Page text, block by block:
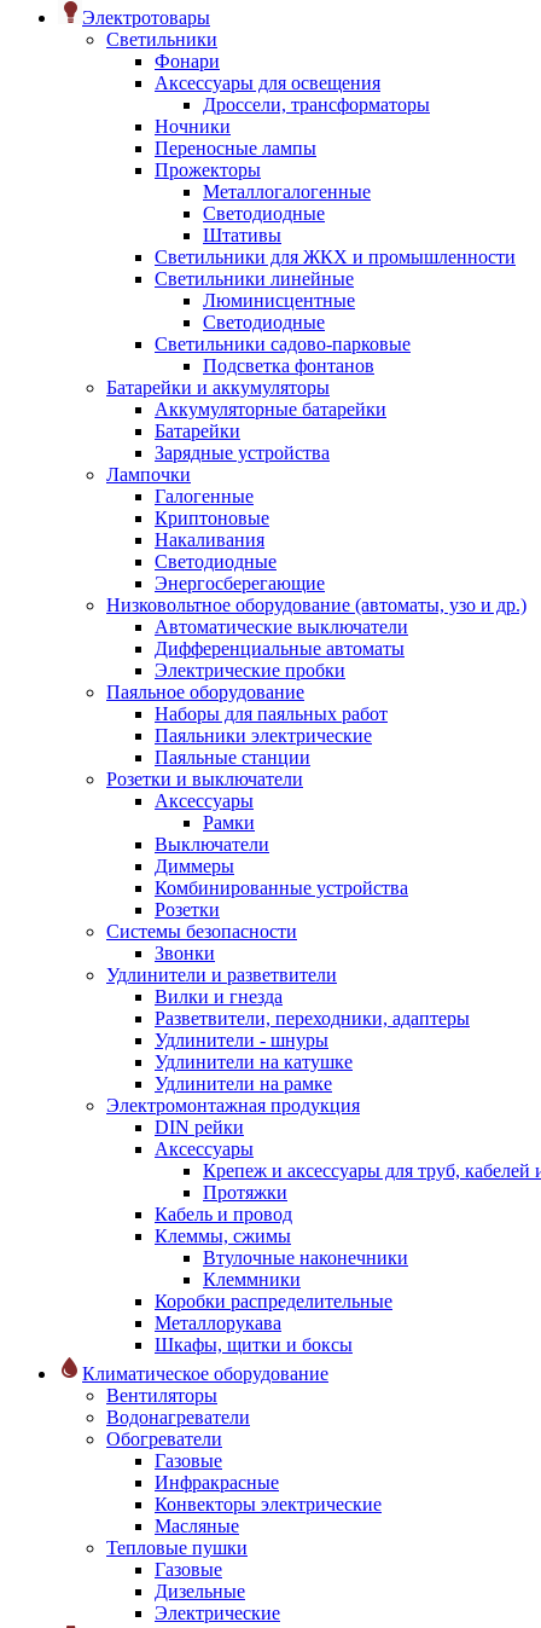
Электротовары
Светильники
Фонари
Аксессуары для освещения
Дроссели, трансформаторы
Ночники
Переносные лампы
Прожекторы
Металлогалогенные
Светодиодные
Штативы
Светильники для ЖКХ и промышленности
Светильники линейные
Люминисцентные
Светодиодные
Светильники садово-парковые
Подсветка фонтанов
Батарейки и аккумуляторы
Аккумуляторные батарейки
Батарейки
Зарядные устройства
Лампочки
Галогенные
Криптоновые
Накаливания
Светодиодные
Энергосберегающие
Низковольтное оборудование (автоматы, узо и др.)
Автоматические выключатели
Дифференциальные автоматы
Электрические пробки
Паяльное оборудование
Наборы для паяльных работ
Паяльники электрические
Паяльные станции
Розетки и выключатели
Аксессуары
Рамки
Выключатели
Диммеры
Комбинированные устройства
Розетки
Системы безопасности
Звонки
Удлинители и разветвители
Вилки и гнезда
Разветвители, переходники, адаптеры
Удлинители - шнуры
Удлинители на катушке
Удлинители на рамке
Электромонтажная продукция
DIN рейки
Аксессуары
Крепеж и аксессуары для труб, кабелей
Протяжки
Кабель и провод
Клеммы, сжимы
Втулочные наконечники
Клеммники
Коробки распределительные
Металлорукава
Шкафы, щитки и боксы
Климатическое оборудование
Вентиляторы
Водонагреватели
Обогреватели
Газовые
Инфракрасные
Конвекторы электрические
Масляные
Тепловые пушки
Газовые
Дизельные
Электрические